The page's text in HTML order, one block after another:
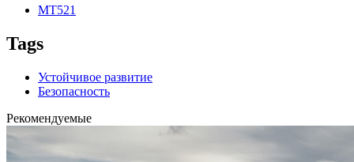
MT521
Tags
Устойчивое развитие
Безопасность
Рекомендуемые